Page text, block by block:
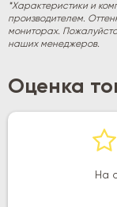
*Характеристики и
производителем.
мониторах.
наших менеджеров.
Оценка
На